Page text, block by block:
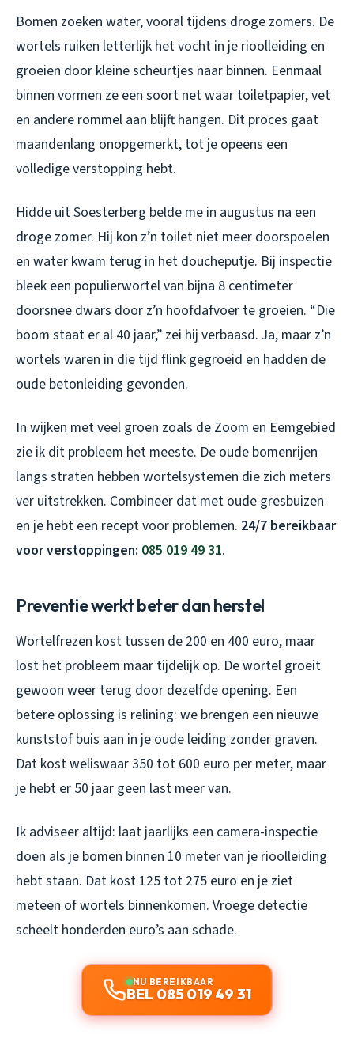
Bomen zoeken water, vooral tijdens droge zomers. De
wortels ruiken letterlijk het vocht in je rioolleiding en
groeien door kleine scheurtjes naar binnen. Eenmaal
binnen vormen ze een soort net waar toiletpapier, vet
en andere rommel aan blijft hangen. Dit proces gaat
maandenlang onopgemerkt, tot je opeens een
volledige verstopping hebt.
Hidde uit Soesterberg belde me in augustus na een
droge zomer. Hij kon z’n toilet niet meer doorspoelen
en water kwam terug in het doucheputje. Bij inspectie
bleek een populierwortel van bijna 8 centimeter
doorsnee dwars door z’n hoofdafvoer te groeien. “Die
boom staat er al 40 jaar,” zei hij verbaasd. Ja, maar z’n
wortels waren in die tijd flink gegroeid en hadden de
oude betonleiding gevonden.
In wijken met veel groen zoals de Zoom en Eemgebied
zie ik dit probleem het meeste. De oude bomenrijen
langs straten hebben wortelsystemen die zich meters
ver uitstrekken. Combineer dat met oude gresbuizen
en je hebt een recept voor problemen. 24/7 bereikbaar
voor verstoppingen: 085 019 49 31.
Preventie werkt beter dan herstel
Wortelfrezen kost tussen de 200 en 400 euro, maar
lost het probleem maar tijdelijk op. De wortel groeit
gewoon weer terug door dezelfde opening. Een
betere oplossing is relining: we brengen een nieuwe
kunststof buis aan in je oude leiding zonder graven.
Dat kost weliswaar 350 tot 600 euro per meter, maar
je hebt er 50 jaar geen last meer van.
Ik adviseer altijd: laat jaarlijks een camera-inspectie
doen als je bomen binnen 10 meter van je rioolleiding
hebt staan. Dat kost 125 tot 275 euro en je ziet
meteen of wortels binnenkomen. Vroege detectie
scheelt honderden euro’s aan schade.
NU BEREIKBAAR
BEL 085 019 49 31